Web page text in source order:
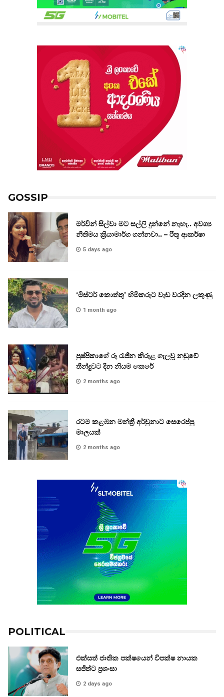
GOSSIP
මර්වින් සිල්වා මට සල්ලි දුන්නේ නැහැ.. අවශ්‍ය
නීතිමය ක්‍රියාමාර්ග ගන්නවා.. – රිතූ ආකර්ෂා
5 days ago
‘මිස්ටර් කොත්තු’ හිමිකරුට වැඩ වරදින ලකුණු
1 month ago
පුෂ්පිකාගේ රූ රැජින කිරුළ ගැලවූ නඩුවේ
තීන්දුවට දින නියම කෙරේ
2 months ago
රටම කළඹන මන්ත්‍රී අර්චුනාට සෙරෙප්පු
මාලයක්
2 months ago
POLITICAL
එක්සත් ජාතික පක්ෂයෙන් විපක්ෂ නායක
සජිත්ට ප්‍රශංසා
2 days ago